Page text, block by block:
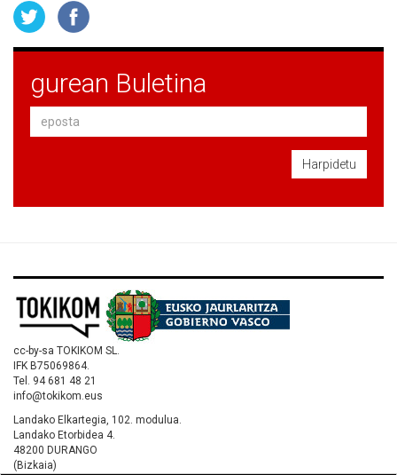
gurean Buletina
Harpidetu
cc-by-sa TOKIKOM SL.
IFK B75069864.
Tel. 94 681 48 21
info@tokikom.eus
Landako Elkartegia, 102. modulua.
Landako Etorbidea 4.
48200 DURANGO
(Bizkaia)